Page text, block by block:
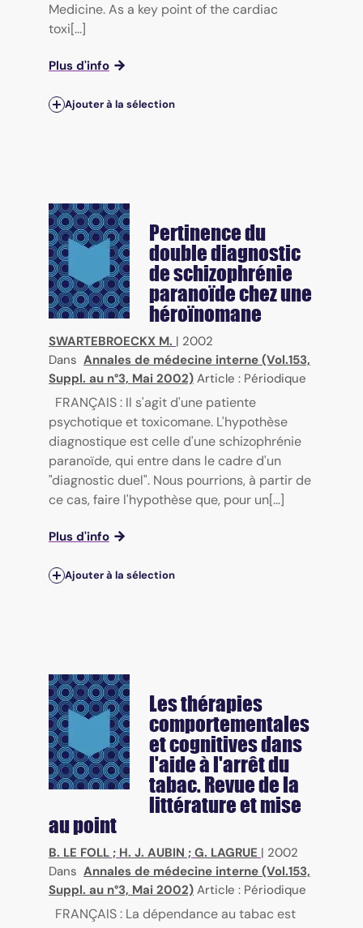
Medicine. As a key point of the cardiac
toxi[...]
Plus d'info
Ajouter à la sélection
Pertinence du
double diagnostic
de schizophrénie
paranoïde chez une
héroïnomane
SWARTEBROECKX M. | 2002
Dans Annales de médecine interne (Vol.153,
Suppl. au n°3, Mai 2002) Article : Périodique
FRANÇAIS : Il s'agit d'une patiente
psychotique et toxicomane. L'hypothèse
diagnostique est celle d'une schizophrénie
paranoïde, qui entre dans le cadre d'un
"diagnostic duel". Nous pourrions, à partir de
ce cas, faire l'hypothèse que, pour un[...]
Plus d'info
Ajouter à la sélection
Les thérapies
comportementales
et cognitives dans
l'aide à l'arrêt du
tabac. Revue de la
littérature et mise
au point
B. LE FOLL ; H. J. AUBIN ; G. LAGRUE | 2002
Dans Annales de médecine interne (Vol.153,
Suppl. au n°3, Mai 2002) Article : Périodique
FRANÇAIS : La dépendance au tabac est